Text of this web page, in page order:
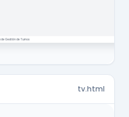
tv.html